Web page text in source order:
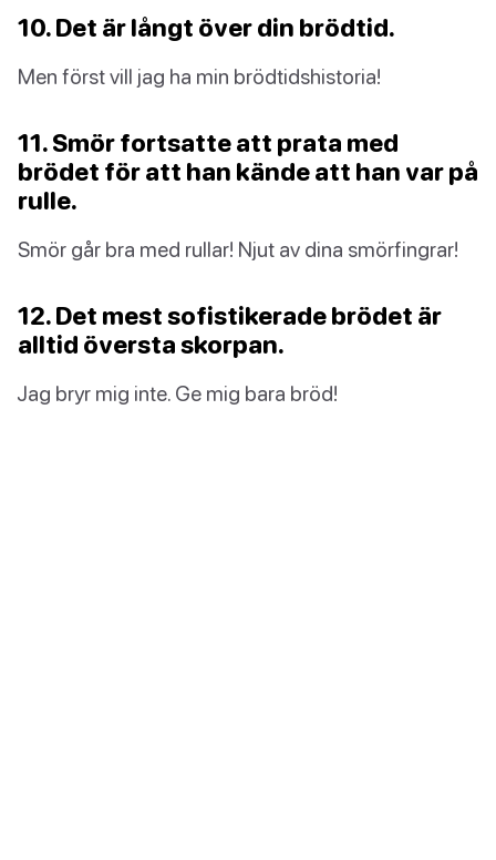
10. Det är långt över din brödtid.
Men först vill jag ha min brödtidshistoria!
11. Smör fortsatte att prata med
brödet för att han kände att han var på
rulle.
Smör går bra med rullar! Njut av dina smörfingrar!
12. Det mest sofistikerade brödet är
alltid översta skorpan.
Jag bryr mig inte. Ge mig bara bröd!